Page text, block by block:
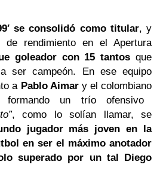
se consolidó como titular, y
rendimiento en el Apertura
goleador con 15 tantos que
ser campeón. En ese equipo
a Pablo Aimary el colombiano
un trío ofensivo
, como lo solían llamar, se
jugador más joven en la
en ser el máximo anotador
superado por un tal Diego